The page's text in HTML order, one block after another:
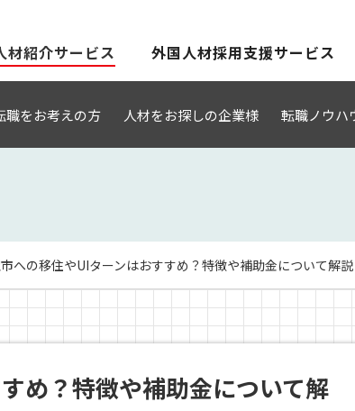
材紹介サービス 外国人材採用支援サービス
職をお考えの方 人材をお探しの企業様 転職ノウハ
への移住やUIターンはおすすめ？特徴や補助金について
め？特徴や補助金について解